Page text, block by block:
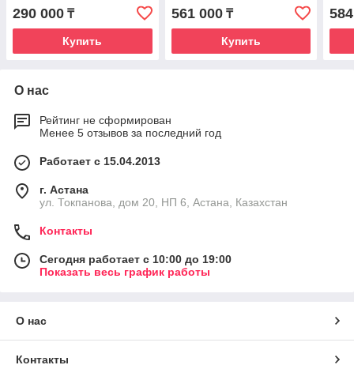
290 000 ₸
Купить
561 000₸
Купить
О нас
Рейтинг не сформирован
Менее 5 отзывов за последний год
Работает с 15.04.2013
г. Астана
ул. Токпанова, дом 20, НП 6, Астана, Казахстан
Контакты
Сегодня работает с 10:00 до 19:00
Показать весь график работы
О нас
Контакты